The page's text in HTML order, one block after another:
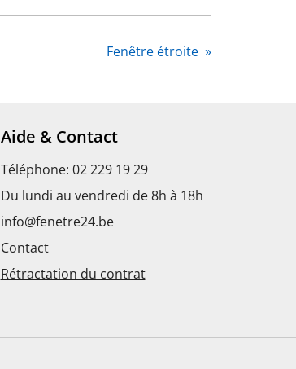
Fenêtre étroite »
Aide & Contact
Téléphone: 02 229 19 29
Du lundi au vendredi de 8h à 18h
info@fenetre24.be
Contact
Rétractation du contrat